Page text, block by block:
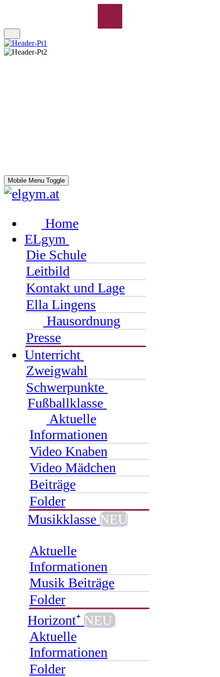
Mobile Menu Toggle
Home
ELgym
Die Schule
Leitbild
Kontakt und Lage
Ella Lingens
Hausordnung
Presse
Unterricht
Zweigwahl
Schwerpunkte
Fußballklasse
Aktuelle
Informationen
Video Knaben
Video Mädchen
Beiträge
Folder
Musikklasse NEU
Aktuelle
Informationen
Musik Beiträge
Folder
Horizont⁺ NEU
Aktuelle
Informationen
Folder